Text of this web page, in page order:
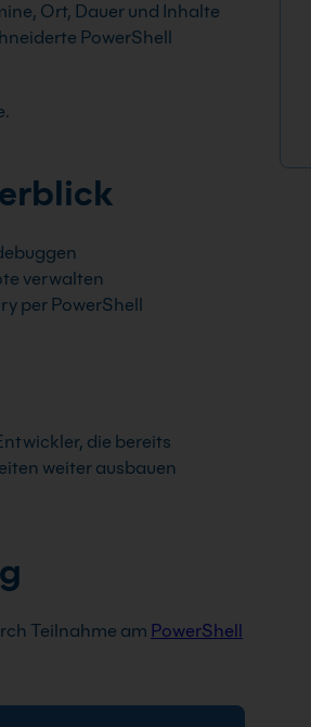
Ort, Dauer und Inhalte
PowerShell
verwalten
per PowerShell
die bereits
weiter ausbauen
Teilnahme am PowerShell